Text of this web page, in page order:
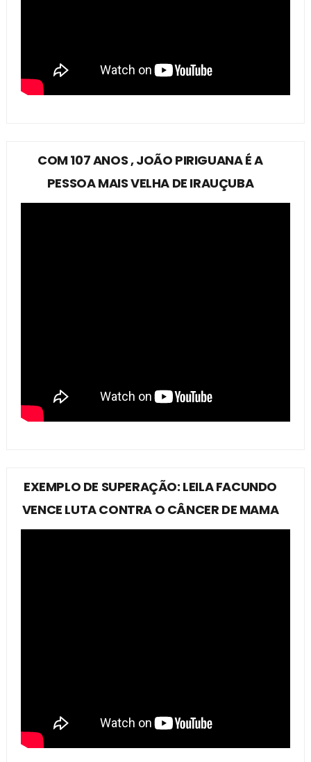
COM 107 ANOS , JOÃO PIRIGUANA É A
PESSOA MAIS VELHA DE IRAUÇUBA
EXEMPLO DE SUPERAÇÃO: LEILA FACUNDO
VENCE LUTA CONTRA O CÂNCER DE MAMA